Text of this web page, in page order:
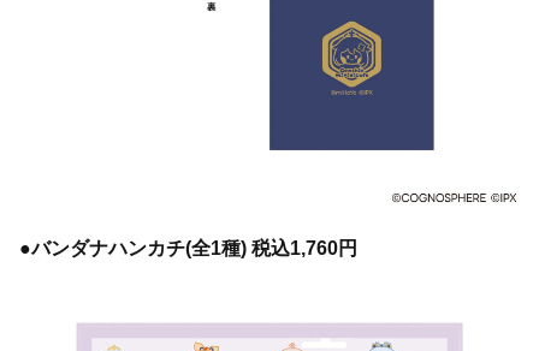
●バンダナハンカチ(全1種) 税込1,760円